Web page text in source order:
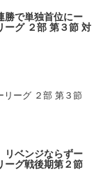
勝で単独首位にー
ーグ ２部 第３節 対
ーグ ２部 第３節
リベンジならずー
ーグ戦後期第２節